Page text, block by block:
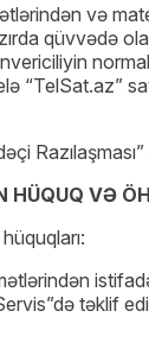
və
qüvvədə
“TelSat.az”
HÜQUQ VƏ
təklif